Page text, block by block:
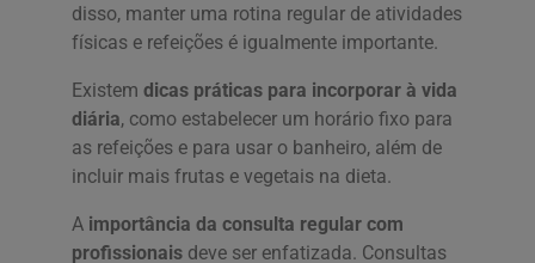
disso, manter uma rotina regular de atividades
físicas e refeições é igualmente importante.
Existem dicas práticas para incorporar à vida
diária, como estabelecer um horário fixo para
as refeições e para usar o banheiro, além de
incluir mais frutas e vegetais na dieta.
A importância da consulta regular com
profissionais deve ser enfatizada. Consultas